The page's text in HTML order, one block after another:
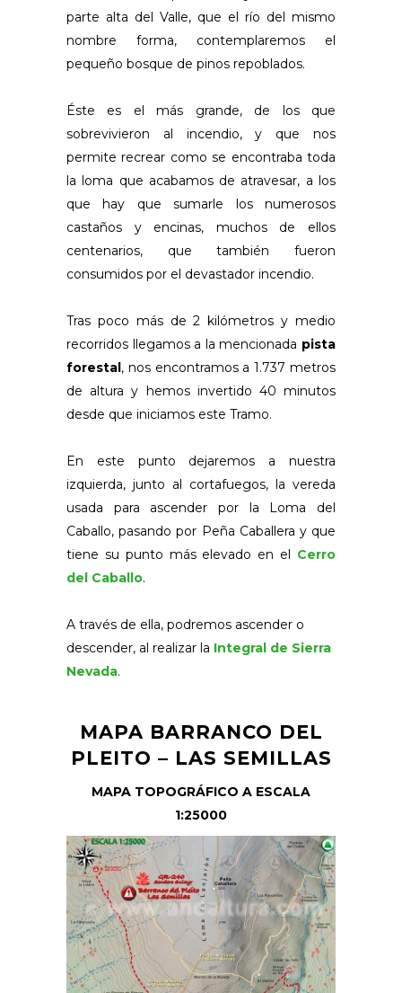
parte alta del Valle, que el río del mismo
nombre forma, contemplaremos el
pequeño bosque de pinos repoblados.
Éste es el más grande, de los que
sobrevivieron al incendio, y que nos
permite recrear como se encontraba toda
la loma que acabamos de atravesar, a los
que hay que sumarle los numerosos
castaños y encinas, muchos de ellos
centenarios, que también fueron
consumidos por el devastador incendio.
Tras poco más de 2 kilómetros y medio
recorridos llegamos a la mencionada pista
forestal , nos encontramos a 1.737 metros
de altura y hemos invertido 40 minutos
desde que iniciamos este Tramo.
En este punto dejaremos a nuestra
izquierda, junto al cortafuegos, la vereda
usada para ascender por la Loma del
Caballo, pasando por Peña Caballera y que
tiene su punto más elevado en el Cerro
del Caballo.
A través de ella, podremos ascender o
descender, al realizar la Integral de Sierra
Nevada.
MAPA BARRANCO DEL
PLEITO – LAS SEMILLAS
MAPA TOPOGRÁFICO A ESCALA
1:25000